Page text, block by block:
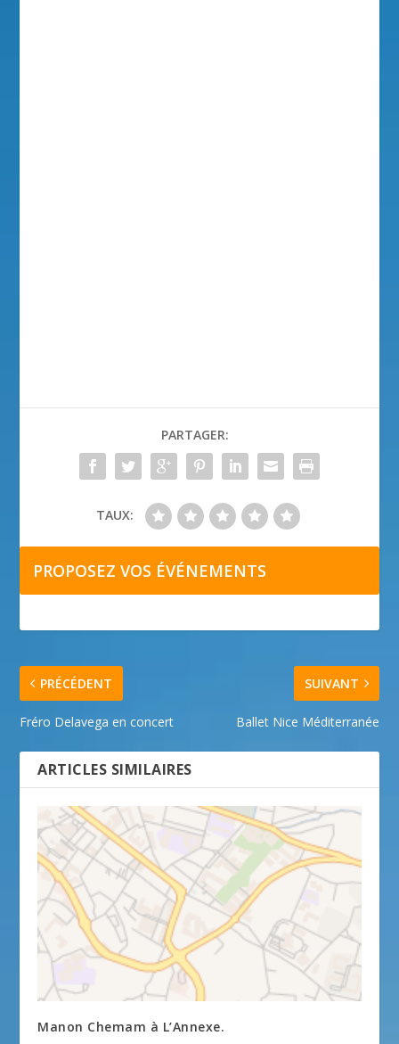
PARTAGER:
TAUX:
PROPOSEZ VOS ÉVÉNEMENTS
PRÉCÉDENT
Fréro Delavega en concert
SUIVANT
Ballet Nice Méditerranée
ARTICLES SIMILAIRES
Manon Chemam à L’Annexe.